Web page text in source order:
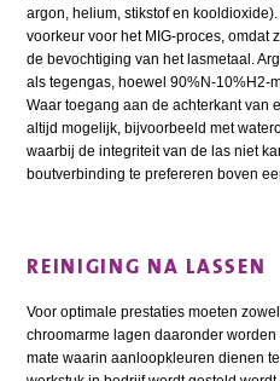
argon, helium, stikstof en
voorkeur voor het MIG-proces, omdat
de bevochtiging van het lasmetaal.
als tegengas, hoewel 90%N-10%H2-
Waar toegang aan de achterkant van
altijd mogelijk, bijvoorbeeld met
waarbij de integriteit van de las niet
boutverbinding te prefereren boven
REINIGING NA LASSEN
Voor optimale prestaties moeten
chroomarme lagen daaronder
mate waarin aanloopkleuren dienen